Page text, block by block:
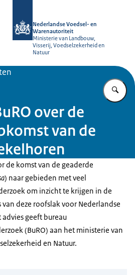
Nederlandse Voedsel- en
Warenautoriteit
Ministerie van Landbouw,
Visserij, Voedselzekerheid en
Natuur
over de
van de
de komst van de geaderde
) naar gebieden met veel
om inzicht te krijgen in de
deze roofslak voor Nederlandse
geeft bureau
(BuRO) aan het ministerie van
en Natuur.